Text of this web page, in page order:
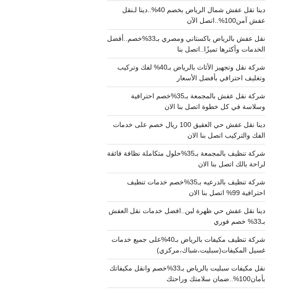
دينا نقل عفش شمال الرياض بخصم 40%..دينا لـنقل
عفش آمن100%..اتصل الآن
نقل عفش بالرياض باكستاني ومصري بـ33%خصم..أفضل
الخدمات وأكثرها تميزًا..اتصل بنا
شركة نقل وتجهيز الأثاث بالرياض بـ40% لفك وتركيب
وتغليف احترافي بأفضل الأسعار
شركة نقل عفش بالمجمعة بـ35%خصم احترافية
وسلاسة في كل خطوة اتصل بنا الان
دينا نقل عفش حي العقيق 100 ريال خصم على خدمات
الفك والتركيب اتصل بنا الان
شركة تنظيف بالمجمعة بـ35%حلول متكاملة نظافة فائقة
لراحة بالك اتصل بنا الان
شركة تنظيف بالدرعيه بـ35%خصم خدمات تنظيف
احترافية 99% اتصل بنا الان
دينا نقل عفش حي ظهرة لبن..افضل خدمات نقل العفش
بـ33% خصم فوري
شركة تنظيف مكيفات بالرياض بـ40%على جميع خدمات
غسيل المكيفات(سبليت،شباك،مركزي)
نقل مكيفات سبليت بالرياض بـ33%خصم وانقل مكيفاتك
بأمان100%..ضمان سلامتك وراحتك